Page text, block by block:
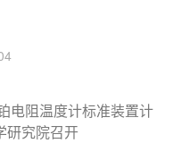
电阻温度计标准装置计
研究院召开